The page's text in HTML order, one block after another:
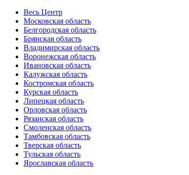
Весь Центр
Московская область
Белгородская область
Брянская область
Владимирская область
Воронежская область
Ивановская область
Калужская область
Костромская область
Курская область
Липецкая область
Орловская область
Рязанская область
Смоленская область
Тамбовская область
Тверская область
Тульская область
Ярославская область